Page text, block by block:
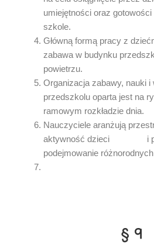
umiejętności oraz
szkole.
Główną formą pracy z
zabawa w budynku
powietrzu.
Organizacja zabawy, nauki
przedszkolu oparta jest na
ramowym rozkładzie dnia.
Nauczyciele aranżują
aktywność dzieci i
podejmowanie różnorodnych
§ 9